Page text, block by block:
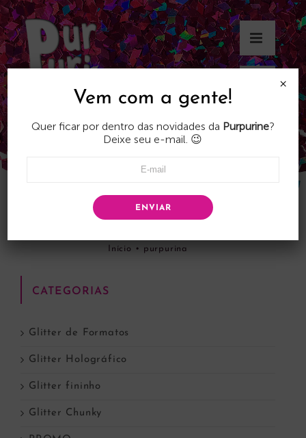
Skip
to
content
Início • purpurina
CATEGORIAS
Glitter de Formatos
Glitter Holográfico
Glitter fininho
Glitter Chunky
Vem com a gente!
Quer ficar por dentro das novidades da Purpurine?
Deixe seu e-mail. 😉
ENVIAR
×